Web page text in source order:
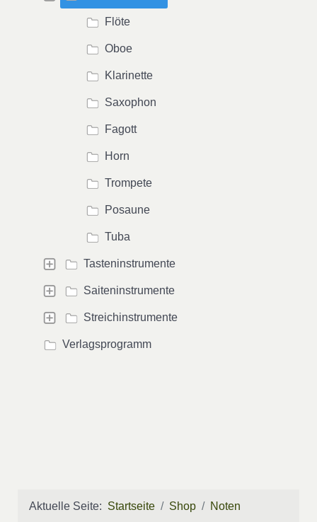
Flöte
Oboe
Klarinette
Saxophon
Fagott
Horn
Trompete
Posaune
Tuba
Tasteninstrumente
Saiteninstrumente
Streichinstrumente
Verlagsprogramm
Aktuelle Seite: Startseite Shop
Noten